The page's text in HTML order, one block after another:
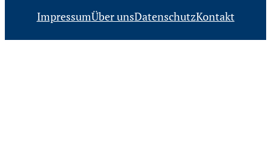
ImpressumÜber unsDatenschutzKontakt